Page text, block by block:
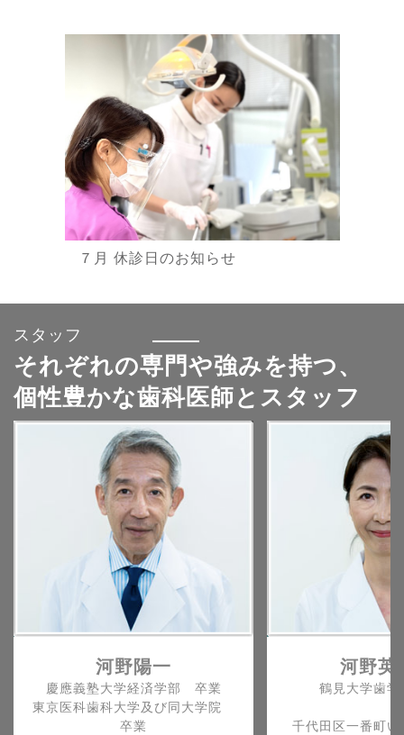
７月 休診日のお知らせ
スタッフ
それぞれの専門や強みを持つ、
個性豊かな歯科医師とスタッフ
河野陽一
慶應義塾大学経済学部 卒業
東京医科歯科大学及び同大学院
卒業
河野英
鶴見大学歯
千代田区一番町